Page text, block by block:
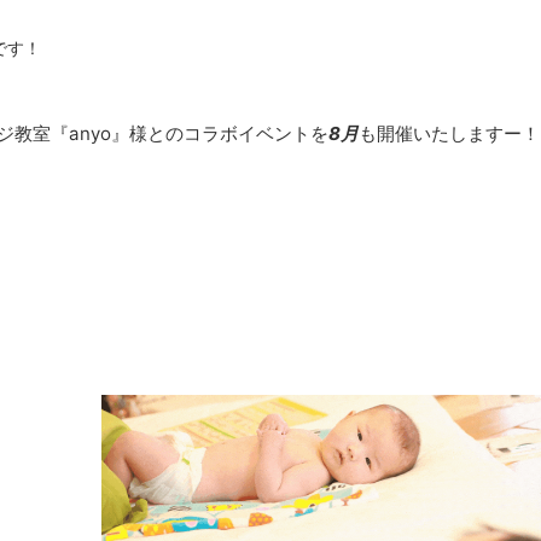
！
教室『anyo』様とのコラボイベントを8月も開催いたしますー